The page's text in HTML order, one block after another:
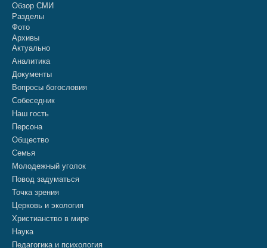
Обзор СМИ
Разделы
Фото
Архивы
Актуально
Аналитика
Документы
Вопросы богословия
Собеседник
Наш гость
Персона
Общество
Семья
Молодежный уголок
Повод задуматься
Точка зрения
Церковь и экология
Христианство в мире
Наука
Педагогика и психология